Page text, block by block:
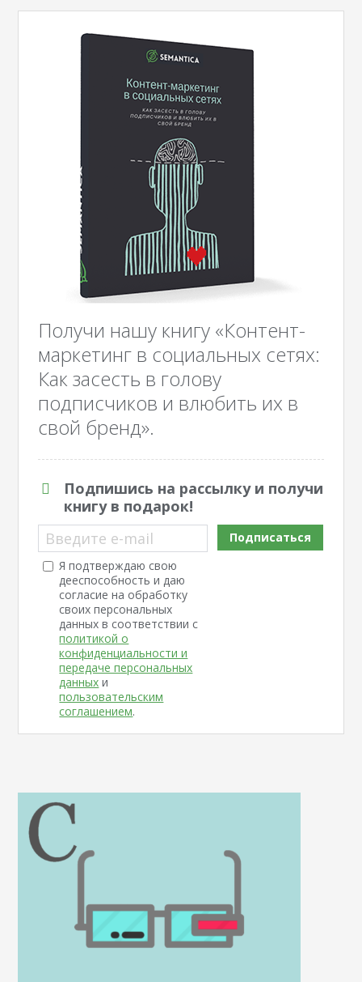
Получи нашу книгу «Контент-
маркетинг в социальных сетях:
Как засесть в голову
подписчиков и влюбить их в
свой бренд».
Подпишись на рассылку и получи
книгу в подарок!
Введите e-mail
Я подтверждаю свою
дееспособность и даю
согласие на обработку
своих персональных
данных в соответствии с
политикой о
конфиденциальности и
передаче персональных
данных и
пользовательским
соглашением.
Подписаться